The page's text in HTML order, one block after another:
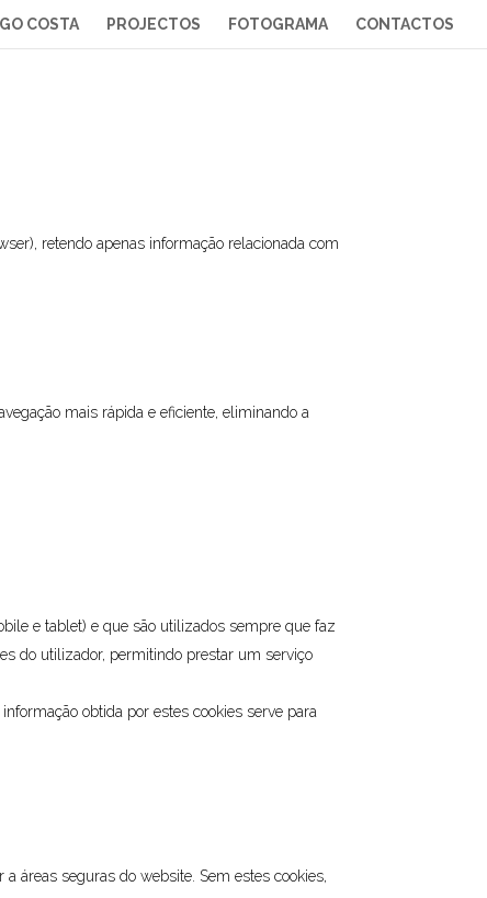
COSTA PROJECTOS FOTOGRAMA CONTACTOS
retendo apenas informação relacionada com
mais rápida e eficiente, eliminando a
e tablet) e que são utilizados sempre que faz
do utilizador, permitindo prestar um serviço
obtida por estes cookies serve para
áreas seguras do website. Sem estes cookies,